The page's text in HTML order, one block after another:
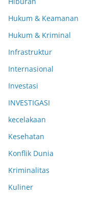
Hukum & Keamanan
Hukum & Kriminal
Infrastruktur
Internasional
Investasi
INVESTIGASI
kecelakaan
Kesehatan
Konflik Dunia
Kriminalitas
Kuliner